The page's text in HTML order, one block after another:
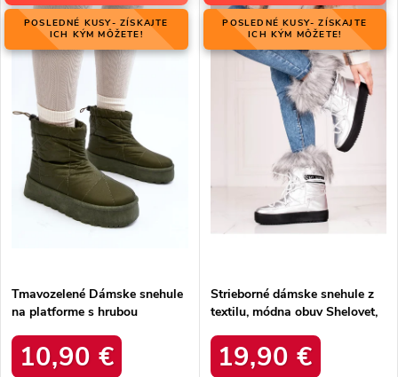
e
o
Najpredávanejšie
Abecedne
p
s
r
POSLEDNÉ KUSY- ZÍSKAJTE
ICH KÝM MÔŽETE!
Tmavozelené Dámske snehule
na platforme s hrubou
produktu VL226P GREEN
10,90 €
POSLEDNÉ KUSY- ZÍSKAJTE
ICH KÝM MÔŽETE!
Strieborné dámske snehule z
textilu, módna obuv Shelovet,
19,90 €